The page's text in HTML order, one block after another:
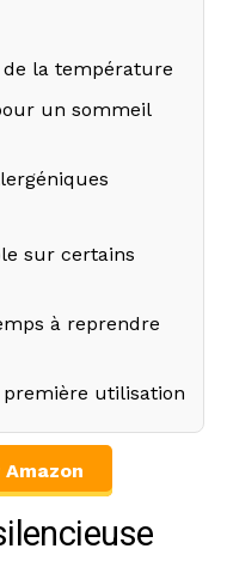
de la température
un sommeil
sur certains
à reprendre
première utilisation
Amazon